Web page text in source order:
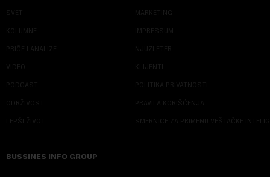
SVET
KOLUMNE
PRIČE I ANALIZE
VIDEO
PODCAST
ODRŽIVOST
LEPŠI ŽIVOT
MARKETING
IMPRESSUM
NJUZLETER
KLIJENTI
POLITIKA PRIVATNOSTI
PRAVILA KORIŠĆENJA
SMERNICE ZA PRIMENU VEŠTAČKE
BUSSINES INFO GROUP